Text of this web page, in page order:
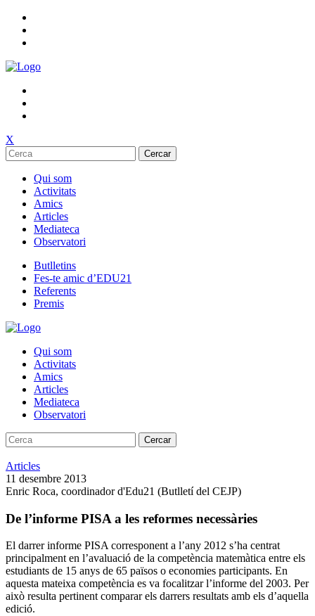
X
Cercar
Qui som
Activitats
Amics
Articles
Mediateca
Observatori
Butlletins
Fes-te amic d’EDU21
Referents
Premis
Qui som
Activitats
Amics
Articles
Mediateca
Observatori
Cercar
Articles
11 desembre 2013
Enric Roca, coordinador d'Edu21 (Butlletí del CEJP)
De l’informe PISA a les reformes necessàries
El darrer informe PISA corresponent a l’any 2012 s’ha centrat
principalment en l’avaluació de la competència matemàtica entre els
estudiants de 15 anys de 65 països o economies participants. En
aquesta mateixa competència es va focalitzar l’informe del 2003. Per
això resulta pertinent comparar els darrers resultats amb els d’aquella
edició.